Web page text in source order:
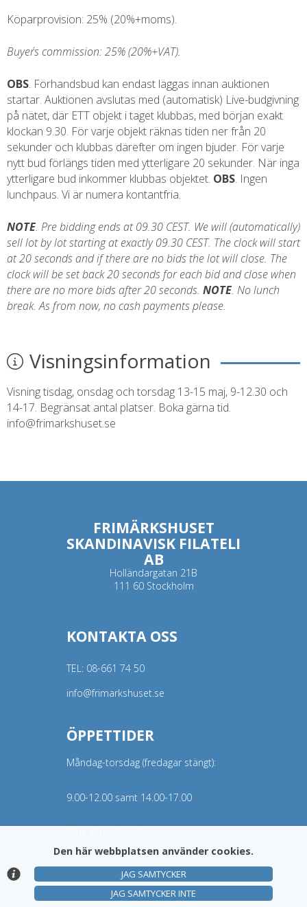
Köparprovision: 25% (20%+moms).
Buyer´s commission: 25% (20%+VAT).
OBS. Förhandsbud kan endast läggas innan auktionen
startar. Auktionen avslutas med (automatisk) Live-budgivning
på nätet, där ETT objekt i taget klubbas, med början exakt
klockan 9.30. För varje objekt räknas tiden ner från 20
sekunder och klubbas därefter om ingen bjuder. För varje
nytt bud förlängs tiden med ytterligare 20 sekunder. När inga
ytterligare bud inkommer klubbas objektet. OBS. Ingen
lunchpaus. Vi är numera kontantfria.
NOTE. Pre bidding ends at 09.30 CEST. We will (automatically)
sell lot by lot starting at exactly 09.30 CEST. The clock will start
at 20 seconds and if there are no bids the lot will close. The
clock will be set back 20 seconds for each bid and close when
there are no more bids after 20 seconds. NOTE. No lunch
break. As from now, no cash payments please.
Visningsinformation
Visning tisdag, onsdag och torsdag 13-15 maj, 9-12.30 och
14-17. Begränsat antal platser. Boka gärna tid.
info@frimarkshuset.se
FRIMÄRKSHUSET
SKANDINAVISK FILATELI
AB
Holländargatan 21B
111 60 Stockholm
KONTAKTA OSS
TEL: 08-661 74 50
info@frimarkshuset.se
ÖPPETTIDER
Måndag-torsdag (fredagar stängt):
9.00-12.00 samt 14.00-17.00
© Argonova Auktionsplattform 2026
Den här webbplatsen använder cookies.
JAG SAMTYCKER
JAG SAMTYCKER INTE